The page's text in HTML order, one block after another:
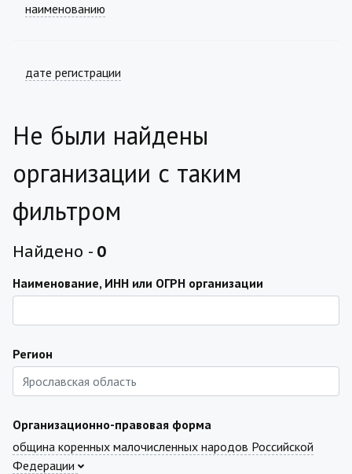
наименованию
дате регистрации
Не были найдены
организации с таким
фильтром
Найдено - 0
Наименование, ИНН или ОГРН организации
Регион
Организационно-правовая форма
община коренных малочисленных народов Российской
Федерации